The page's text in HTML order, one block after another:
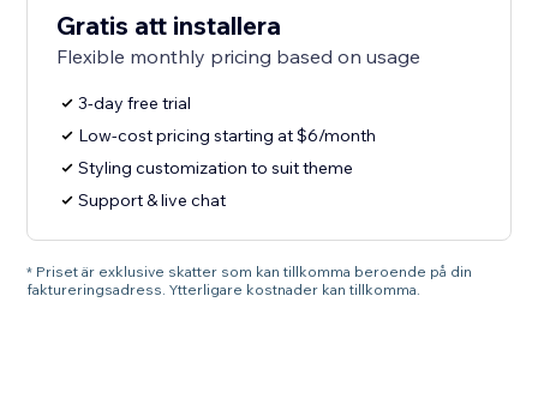
Gratis att installera
Flexible monthly pricing based on usage
3-day free trial
Low-cost pricing starting at $6/month
Styling customization to suit theme
Support & live chat
* Priset är exklusive skatter som kan tillkomma beroende på din
faktureringsadress. Ytterligare kostnader kan tillkomma.